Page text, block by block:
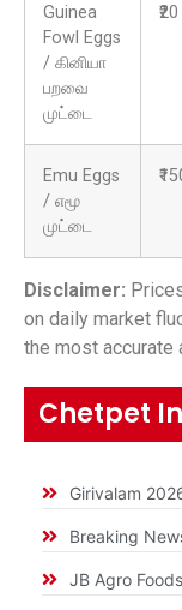
Guinea
Fowl Eggs
/ கினியா
பறவை
முட்டை
Emu Eggs
/ எமூ
முட்டை
Disclaimer:
on daily market
the most accurate
Chetpet
Girivalam
Breaking
JB Agro